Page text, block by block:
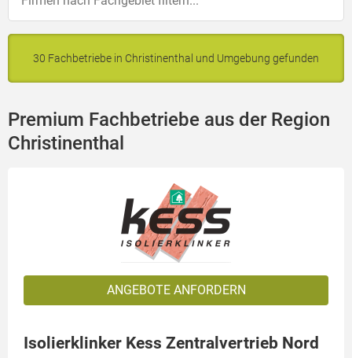
30 Fachbetriebe in Christinenthal und Umgebung gefunden
Premium Fachbetriebe aus der Region
Christinenthal
ANGEBOTE ANFORDERN
Isolierklinker Kess Zentralvertrieb Nord